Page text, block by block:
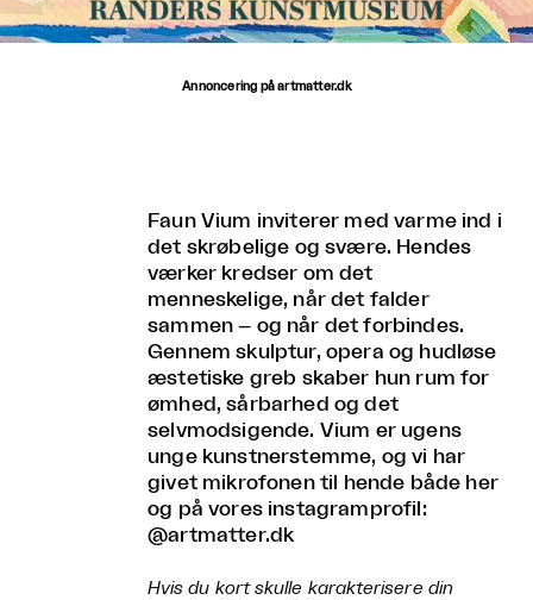
Annoncering på artmatter.dk
Faun Vium inviterer med varme ind i
det skrøbelige og svære. Hendes
værker kredser om det
menneskelige, når det falder
sammen – og når det forbindes.
Gennem skulptur, opera og hudløse
æstetiske greb skaber hun rum for
ømhed, sårbarhed og det
selvmodsigende. Vium er ugens
unge kunstnerstemme, og vi har
givet mikrofonen til hende både her
og på vores instagramprofil:
@artmatter.dk
Hvis du kort skulle karakterisere din